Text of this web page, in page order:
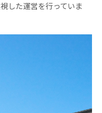
した運営を行っていま